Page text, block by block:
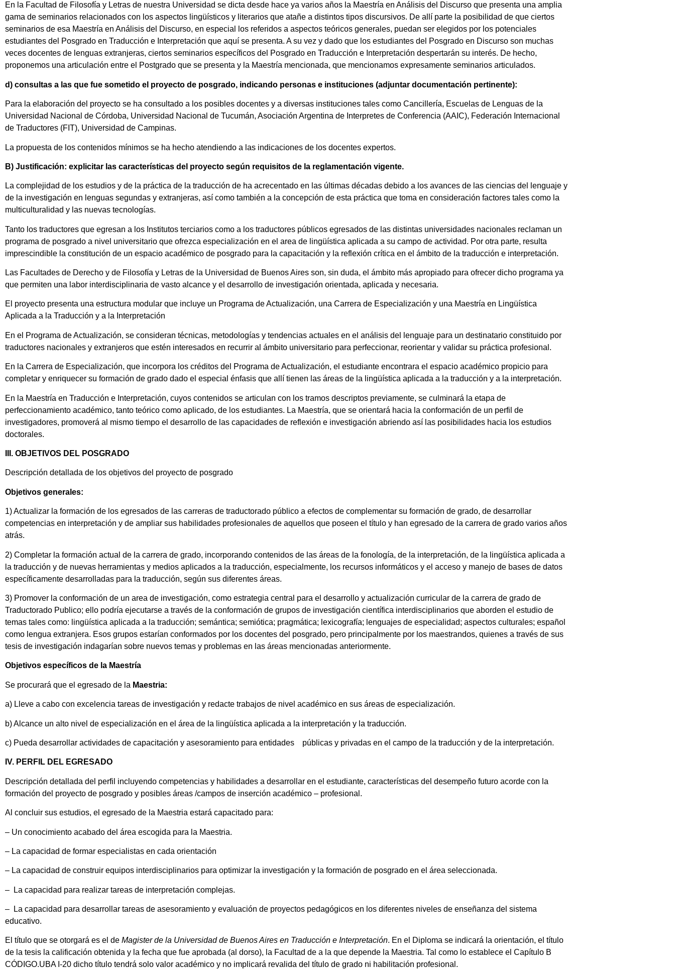
En la Facultad de Filosofía y Letras de nuestra Universidad se dicta desde hace ya varios años la Maestría en Análisis del Discurso que presenta una amplia
gama de seminarios relacionados con los aspectos lingüísticos y literarios que atañe a distintos tipos discursivos. De allí parte la posibilidad de que ciertos
seminarios de esa Maestría en Análisis del Discurso, en especial los referidos a aspectos teóricos generales, puedan ser elegidos por los potenciales
estudiantes del Posgrado en Traducción e Interpretación que aquí se presenta. A su vez y dado que los estudiantes del Posgrado en Discurso son muchas
veces docentes de lenguas extranjeras, ciertos seminarios específicos del Posgrado en Traducción e Interpretación despertarán su interés. De hecho,
proponemos una articulación entre el Postgrado que se presenta y la Maestría mencionada, que mencionamos expresamente seminarios articulados.
d) consultas a las que fue sometido el proyecto de posgrado, indicando personas e instituciones (adjuntar documentación pertinente):
Para la elaboración del proyecto se ha consultado a los posibles docentes y a diversas instituciones tales como Cancillería, Escuelas de Lenguas de la
Universidad Nacional de Córdoba, Universidad Nacional de Tucumán, Asociación Argentina de Interpretes de Conferencia (AAIC), Federación Internacional
de Traductores (FIT), Universidad de Campinas.
La propuesta de los contenidos mínimos se ha hecho atendiendo a las indicaciones de los docentes expertos.
B) Justificación: explicitar las características del proyecto según requisitos de la reglamentación vigente.
La complejidad de los estudios y de la práctica de la traducción de ha acrecentado en las últimas décadas debido a los avances de las ciencias del lenguaje y
de la investigación en lenguas segundas y extranjeras, así como también a la concepción de esta práctica que toma en consideración factores tales como la
multiculturalidad y las nuevas tecnologías.
Tanto los traductores que egresan a los Institutos terciarios como a los traductores públicos egresados de las distintas universidades nacionales reclaman un
programa de posgrado a nivel universitario que ofrezca especialización en el area de lingüística aplicada a su campo de actividad. Por otra parte, resulta
imprescindible la constitución de un espacio académico de posgrado para la capacitación y la reflexión crítica en el ámbito de la traducción e interpretación.
Las Facultades de Derecho y de Filosofía y Letras de la Universidad de Buenos Aires son, sin duda, el ámbito más apropiado para ofrecer dicho programa ya
que permiten una labor interdisciplinaria de vasto alcance y el desarrollo de investigación orientada, aplicada y necesaria.
El proyecto presenta una estructura modular que incluye un Programa de Actualización, una Carrera de Especialización y una Maestría en Lingüística
Aplicada a la Traducción y a la Interpretación
En el Programa de Actualización, se consideran técnicas, metodologías y tendencias actuales en el análisis del lenguaje para un destinatario constituido por
traductores nacionales y extranjeros que estén interesados en recurrir al ámbito universitario para perfeccionar, reorientar y validar su práctica profesional.
En la Carrera de Especialización, que incorpora los créditos del Programa de Actualización, el estudiante encontrara el espacio académico propicio para
completar y enriquecer su formación de grado dado el especial énfasis que allí tienen las áreas de la lingüística aplicada a la traducción y a la interpretación.
En la Maestría en Traducción e Interpretación, cuyos contenidos se articulan con los tramos descriptos previamente, se culminará la etapa de
perfeccionamiento académico, tanto teórico como aplicado, de los estudiantes. La Maestría, que se orientará hacia la conformación de un perfil de
investigadores, promoverá al mismo tiempo el desarrollo de las capacidades de reflexión e investigación abriendo así las posibilidades hacia los estudios
doctorales.
III. OBJETIVOS DEL POSGRADO
Descripción detallada de los objetivos del proyecto de posgrado
Objetivos generales:
1) Actualizar la formación de los egresados de las carreras de traductorado público a efectos de complementar su formación de grado, de desarrollar
competencias en interpretación y de ampliar sus habilidades profesionales de aquellos que poseen el título y han egresado de la carrera de grado varios años
atrás.
2) Completar la formación actual de la carrera de grado, incorporando contenidos de las áreas de la fonología, de la interpretación, de la lingüística aplicada a
la traducción y de nuevas herramientas y medios aplicados a la traducción, especialmente, los recursos informáticos y el acceso y manejo de bases de datos
específicamente desarrolladas para la traducción, según sus diferentes áreas.
3) Promover la conformación de un area de investigación, como estrategia central para el desarrollo y actualización curricular de la carrera de grado de
Traductorado Publico; ello podría ejecutarse a través de la conformación de grupos de investigación científica interdisciplinarios que aborden el estudio de
temas tales como: lingüística aplicada a la traducción; semántica; semiótica; pragmática; lexicografía; lenguajes de especialidad; aspectos culturales; español
como lengua extranjera. Esos grupos estarían conformados por los docentes del posgrado, pero principalmente por los maestrandos, quienes a través de sus
tesis de investigación indagarían sobre nuevos temas y problemas en las áreas mencionadas anteriormente.
Objetivos específicos de la Maestría
Se procurará que el egresado de la Maestria:
a) Lleve a cabo con excelencia tareas de investigación y redacte trabajos de nivel académico en sus áreas de especialización.
b) Alcance un alto nivel de especialización en el área de la lingüística aplicada a la interpretación y la traducción.
c) Pueda desarrollar actividades de capacitación y asesoramiento para entidades públicas y privadas en el campo de la traducción y de la interpretación.
IV. PERFIL DEL EGRESADO
Descripción detallada del perfil incluyendo competencias y habilidades a desarrollar en el estudiante, características del desempeño futuro acorde con la
formación del proyecto de posgrado y posibles áreas /campos de inserción académico – profesional.
Al concluir sus estudios, el egresado de la Maestria estará capacitado para:
– Un conocimiento acabado del área escogida para la Maestria.
– La capacidad de formar especialistas en cada orientación
– La capacidad de construir equipos interdisciplinarios para optimizar la investigación y la formación de posgrado en el área seleccionada.
– La capacidad para realizar tareas de interpretación complejas.
– La capacidad para desarrollar tareas de asesoramiento y evaluación de proyectos pedagógicos en los diferentes niveles de enseñanza del sistema
educativo.
El título que se otorgará es el de Magister de la Universidad de Buenos Aires en Traducción e Interpretación. En el Diploma se indicará la orientación, el título
de la tesis la calificación obtenida y la fecha que fue aprobada (al dorso), la Facultad de a la que depende la Maestria. Tal como lo establece el Capítulo B
CÓDIGO.UBA I-20 dicho título tendrá solo valor académico y no implicará revalida del título de grado ni habilitación profesional.